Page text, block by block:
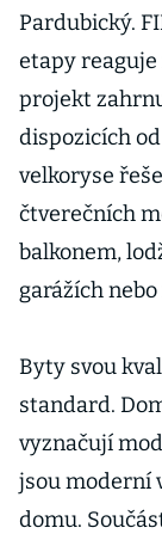
Pardubický.
etapy
projekt
dispozicích od
velkoryse
čtverečních
balkonem,
garážích
Byty svou
standard.
vyznačují
jsou moderní
domu.